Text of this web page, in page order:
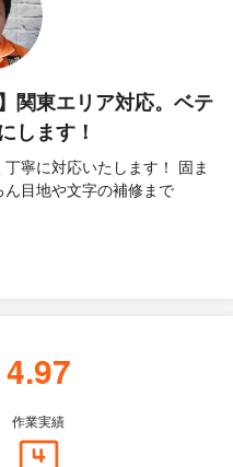
関東エリア対応。ベテ
します！
寧に対応いたします！ 固ま
目地や文字の補修まで
4.97
作業実績